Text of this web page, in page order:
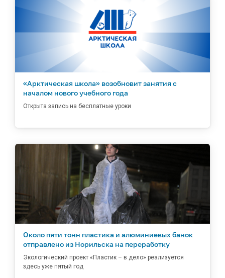
«Арктическая школа» возобновит занятия с
началом нового учебного года
Открыта запись на бесплатные уроки
Около пяти тонн пластика и алюминиевых банок
отправлено из Норильска на переработку
Экологический проект «Пластик – в дело» реализуется
здесь уже пятый год